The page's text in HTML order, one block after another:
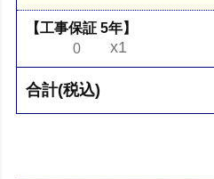
【工事保証 5年】
0
x1
合計(税込)